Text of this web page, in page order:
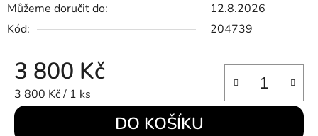
Můžeme doručit do:
12.8.2026
Kód:
204739
3 800 Kč
Měrná cena:
3 800 Kč / 1 ks
DO KOŠÍKU